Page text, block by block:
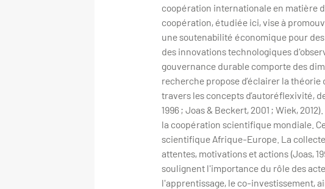
coopération internationale en matière
coopération, étudiée ici, vise à
une soutenabilité économique pour
des innovations technologiques
gouvernance durable comporte des
recherche propose d’éclairer la théorie
travers les concepts d’autoréflexivité,
1996 ; Joas & Beckert, 2001 ; Wiek,
la coopération scientifique mondiale.
scientifique Afrique-Europe. La
attentes, motivations et actions (Joas,
soulignent l'importance du rôle des
l'apprentissage, le co-investissement,